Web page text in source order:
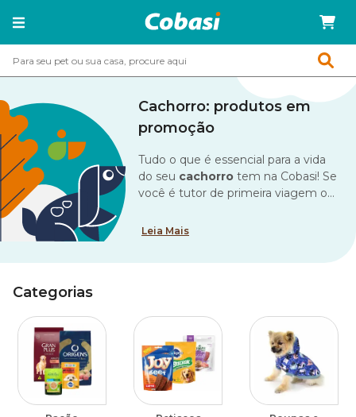
Cachorro: produtos em
promoção
Tudo o que é essencial para a vida
do seu cachorro tem na Cobasi! Se
você é tutor de primeira viagem ou
deve estar sempre com atenção
cuidados básicos. Afinal, o
Leia Mais
Categorias